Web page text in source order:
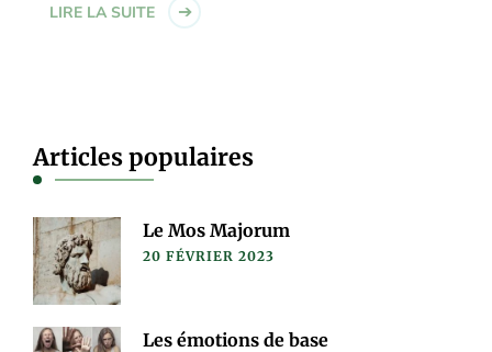
LIRE LA SUITE
Articles populaires
Le Mos Majorum
20 FÉVRIER 2023
Les émotions de base